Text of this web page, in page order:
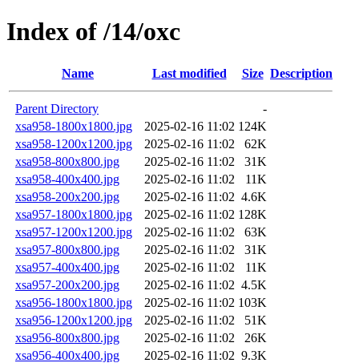
Index of /14/oxc
Name Last modified Size Description
Parent Directory
-
xsa958-1800x1800.jpg
2025-02-16 11:02 124K
xsa958-1200x1200.jpg
2025-02-16 11:02
62K
xsa958-800x800.jpg
2025-02-16 11:02
31K
xsa958-400x400.jpg
2025-02-16 11:02
11K
xsa958-200x200.jpg
2025-02-16 11:02 4.6K
xsa957-1800x1800.jpg
2025-02-16 11:02 128K
xsa957-1200x1200.jpg
2025-02-16 11:02
63K
xsa957-800x800.jpg
2025-02-16 11:02
31K
xsa957-400x400.jpg
2025-02-16 11:02
11K
xsa957-200x200.jpg
2025-02-16 11:02 4.5K
xsa956-1800x1800.jpg
2025-02-16 11:02 103K
xsa956-1200x1200.jpg
2025-02-16 11:02
51K
xsa956-800x800.jpg
2025-02-16 11:02
26K
xsa956-400x400.jpg
2025-02-16 11:02 9.3K